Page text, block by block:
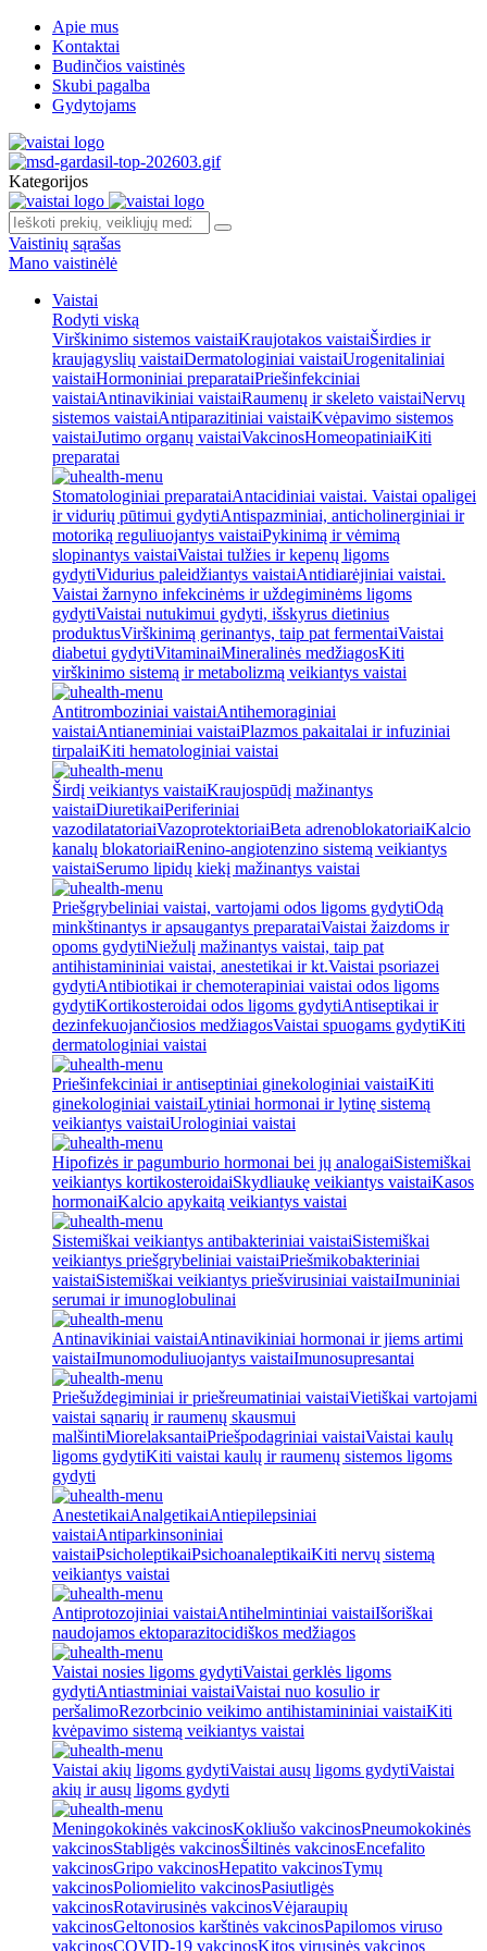
Apie mus
Kontaktai
Budinčios vaistinės
Skubi pagalba
Gydytojams
Kategorijos
Vaistinių sąrašas
Mano vaistinėlė
Vaistai
Rodyti viską
Virškinimo sistemos vaistaiKraujotakos vaistaiŠirdies ir
kraujagyslių vaistaiDermatologiniai vaistaiUrogenitaliniai
vaistaiHormoniniai preparataiPriešinfekciniai
vaistaiAntinavikiniai vaistaiRaumenų ir skeleto vaistaiNervų
sistemos vaistaiAntiparazitiniai vaistaiKvėpavimo sistemos
vaistaiJutimo organų vaistaiVakcinosHomeopatiniaiKiti
preparatai
Stomatologiniai preparataiAntacidiniai vaistai. Vaistai opaligei
ir vidurių pūtimui gydytiAntispazminiai, anticholinerginiai ir
motoriką reguliuojantys vaistaiPykinimą ir vėmimą
slopinantys vaistaiVaistai tulžies ir kepenų ligoms
gydytiVidurius paleidžiantys vaistaiAntidiarėjiniai vaistai.
Vaistai žarnyno infekcinėms ir uždegiminėms ligoms
gydytiVaistai nutukimui gydyti, išskyrus dietinius
produktusVirškinimą gerinantys, taip pat fermentaiVaistai
diabetui gydytiVitaminaiMineralinės medžiagosKiti
virškinimo sistemą ir metabolizmą veikiantys vaistai
Antitromboziniai vaistaiAntihemoraginiai
vaistaiAntianeminiai vaistaiPlazmos pakaitalai ir infuziniai
tirpalaiKiti hematologiniai vaistai
Širdį veikiantys vaistaiKraujospūdį mažinantys
vaistaiDiuretikaiPeriferiniai
vazodilatatoriaiVazoprotektoriaiBeta adrenoblokatoriaiKalcio
kanalų blokatoriaiRenino-angiotenzino sistemą veikiantys
vaistaiSerumo lipidų kiekį mažinantys vaistai
Priešgrybeliniai vaistai, vartojami odos ligoms gydytiOdą
minkštinantys ir apsaugantys preparataiVaistai žaizdoms ir
opoms gydytiNiežulį mažinantys vaistai, taip pat
antihistamininiai vaistai, anestetikai ir kt.Vaistai psoriazei
gydytiAntibiotikai ir chemoterapiniai vaistai odos ligoms
gydytiKortikosteroidai odos ligoms gydytiAntiseptikai ir
dezinfekuojančiosios medžiagosVaistai spuogams gydytiKiti
dermatologiniai vaistai
Priešinfekciniai ir antiseptiniai ginekologiniai vaistaiKiti
ginekologiniai vaistaiLytiniai hormonai ir lytinę sistemą
veikiantys vaistaiUrologiniai vaistai
Hipofizės ir pagumburio hormonai bei jų analogaiSistemiškai
veikiantys kortikosteroidaiSkydliaukę veikiantys vaistaiKasos
hormonaiKalcio apykaitą veikiantys vaistai
Sistemiškai veikiantys antibakteriniai vaistaiSistemiškai
veikiantys priešgrybeliniai vaistaiPriešmikobakteriniai
vaistaiSistemiškai veikiantys priešvirusiniai vaistaiImuniniai
serumai ir imunoglobulinai
Antinavikiniai vaistaiAntinavikiniai hormonai ir jiems artimi
vaistaiImunomoduliuojantys vaistaiImunosupresantai
Priešuždegiminiai ir priešreumatiniai vaistaiVietiškai vartojami
vaistai sąnarių ir raumenų skausmui
malšintiMiorelaksantaiPriešpodagriniai vaistaiVaistai kaulų
ligoms gydytiKiti vaistai kaulų ir raumenų sistemos ligoms
gydyti
AnestetikaiAnalgetikaiAntiepilepsiniai
vaistaiAntiparkinsoniniai
vaistaiPsicholeptikaiPsichoanaleptikaiKiti nervų sistemą
veikiantys vaistai
Antiprotozojiniai vaistaiAntihelmintiniai vaistaiIšoriškai
naudojamos ektoparazitocidiškos medžiagos
Vaistai nosies ligoms gydytiVaistai gerklės ligoms
gydytiAntiastminiai vaistaiVaistai nuo kosulio ir
peršalimoRezorbcinio veikimo antihistamininiai vaistaiKiti
kvėpavimo sistemą veikiantys vaistai
Vaistai akių ligoms gydytiVaistai ausų ligoms gydytiVaistai
akių ir ausų ligoms gydyti
Meningokokinės vakcinosKokliušo vakcinosPneumokokinės
vakcinosStabligės vakcinosŠiltinės vakcinosEncefalito
vakcinosGripo vakcinosHepatito vakcinosTymų
vakcinosPoliomielito vakcinosPasiutligės
vakcinosRotavirusinės vakcinosVėjaraupių
vakcinosGeltonosios karštinės vakcinosPapilomos viruso
vakcinosCOVID-19 vakcinosKitos virusinės vakcinos